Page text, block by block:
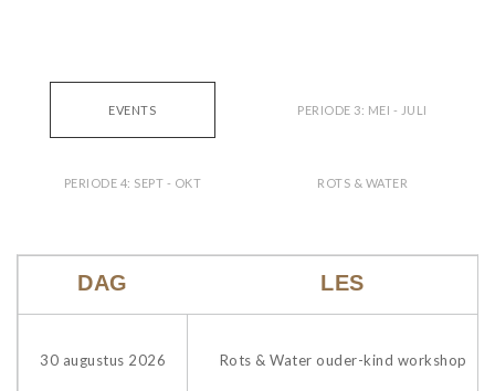
EVENTS PERIODE 3: MEI - JULI
PERIODE 4: SEPT - OKT ROTS & WATER
DAG LES
30 augustus 2026 Rots & Water ouder-kind workshop